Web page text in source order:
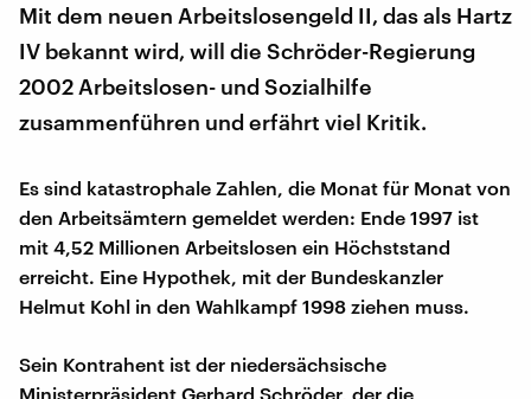
Mit dem neuen Arbeitslosengeld II, das als Hartz
IV bekannt wird, will die Schröder-Regierung
2002 Arbeitslosen- und Sozialhilfe
zusammenführen und erfährt viel Kritik.
Es sind katastrophale Zahlen, die Monat für Monat von
den Arbeitsämtern gemeldet werden: Ende 1997 ist
mit 4,52 Millionen Arbeitslosen ein Höchststand
erreicht. Eine Hypothek, mit der Bundeskanzler
Helmut Kohl in den Wahlkampf 1998 ziehen muss.
Sein Kontrahent ist der niedersächsische
Ministerpräsident Gerhard Schröder, der die